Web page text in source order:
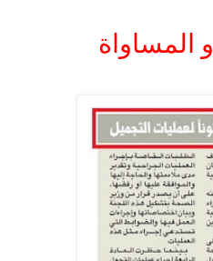
و المساواة